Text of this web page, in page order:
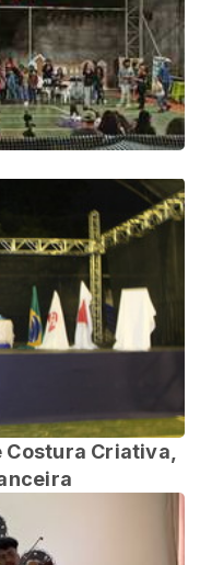
Criativa,